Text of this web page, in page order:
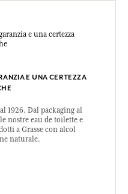
E UNA CERTEZZA
1926. Dal packaging al
nostre eau de toilette e
a Grasse con alcol
naturale.